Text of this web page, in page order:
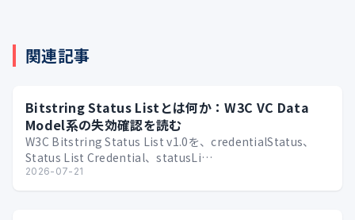
関連記事
Bitstring Status Listとは何か：W3C VC Data
Model系の失効確認を読む
W3C Bitstring Status List v1.0を、credentialStatus、
Status List Credential、statusLi…
2026-07-21